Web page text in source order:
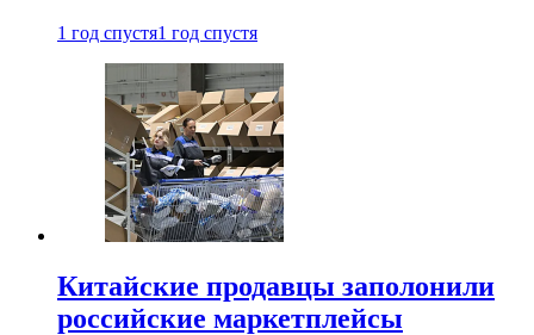
1 год спустя1 год спустя
Китайские продавцы заполонили
российские маркетплейсы